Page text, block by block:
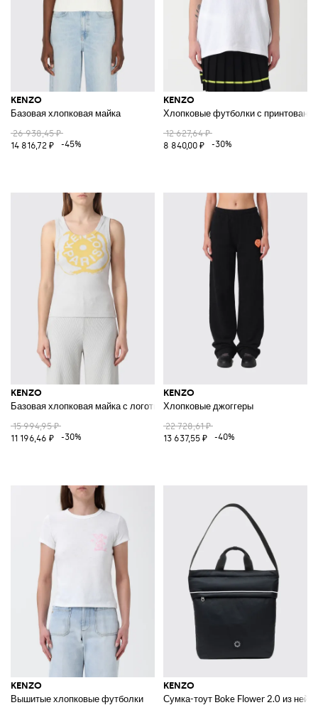
KENZO
Базовая хлопковая майка
26 938,45 ₽
14 816,72 ₽
-45%
KENZO
Хлопковые футболки с
12 627,64 ₽
8 840,00 ₽
-30%
KENZO
Базовая хлопковая майка с логотипом
15 994,95 ₽
11 196,46 ₽
-30%
KENZO
Хлопковые джоггеры
22 728,61 ₽
13 637,55 ₽
-40%
KENZO
Вышитые хлопковые футболки
KENZO
Сумка-тоут Boke Flower 2.0 из